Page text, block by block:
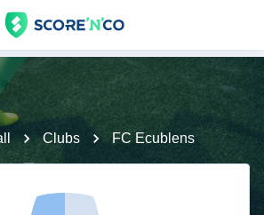
Clubs FC Ecublens